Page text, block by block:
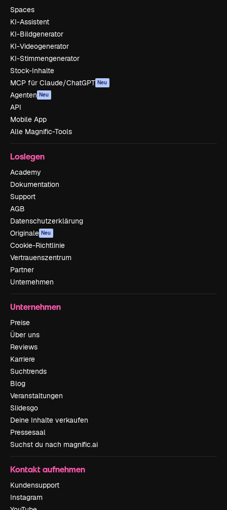
Spaces
KI-Assistent
KI-Bildgenerator
KI-Videogenerator
KI-Stimmengenerator
Stock-Inhalte
MCP für Claude/ChatGPT Neu
Agenten Neu
API
Mobile App
Alle Magnific-Tools
Loslegen
Academy
Dokumentation
Support
AGB
Datenschutzerklärung
Originale Neu
Cookie-Richtlinie
Vertrauenszentrum
Partner
Unternehmen
Unternehmen
Preise
Über uns
Reviews
Karriere
Suchtrends
Blog
Veranstaltungen
Slidesgo
Deine Inhalte verkaufen
Pressesaal
Suchst du nach magnific.ai
Kontakt aufnehmen
Kundensupport
Instagram